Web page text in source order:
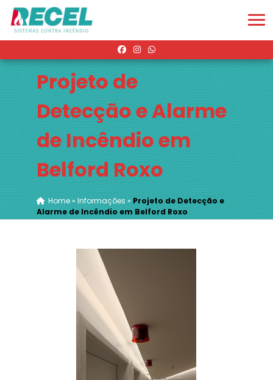
Projeto de
Detecção e Alarme
de Incêndio em
Belford Roxo
Home» Informações » Projeto de Detecção e
Alarme de Incêndio em Belford Roxo